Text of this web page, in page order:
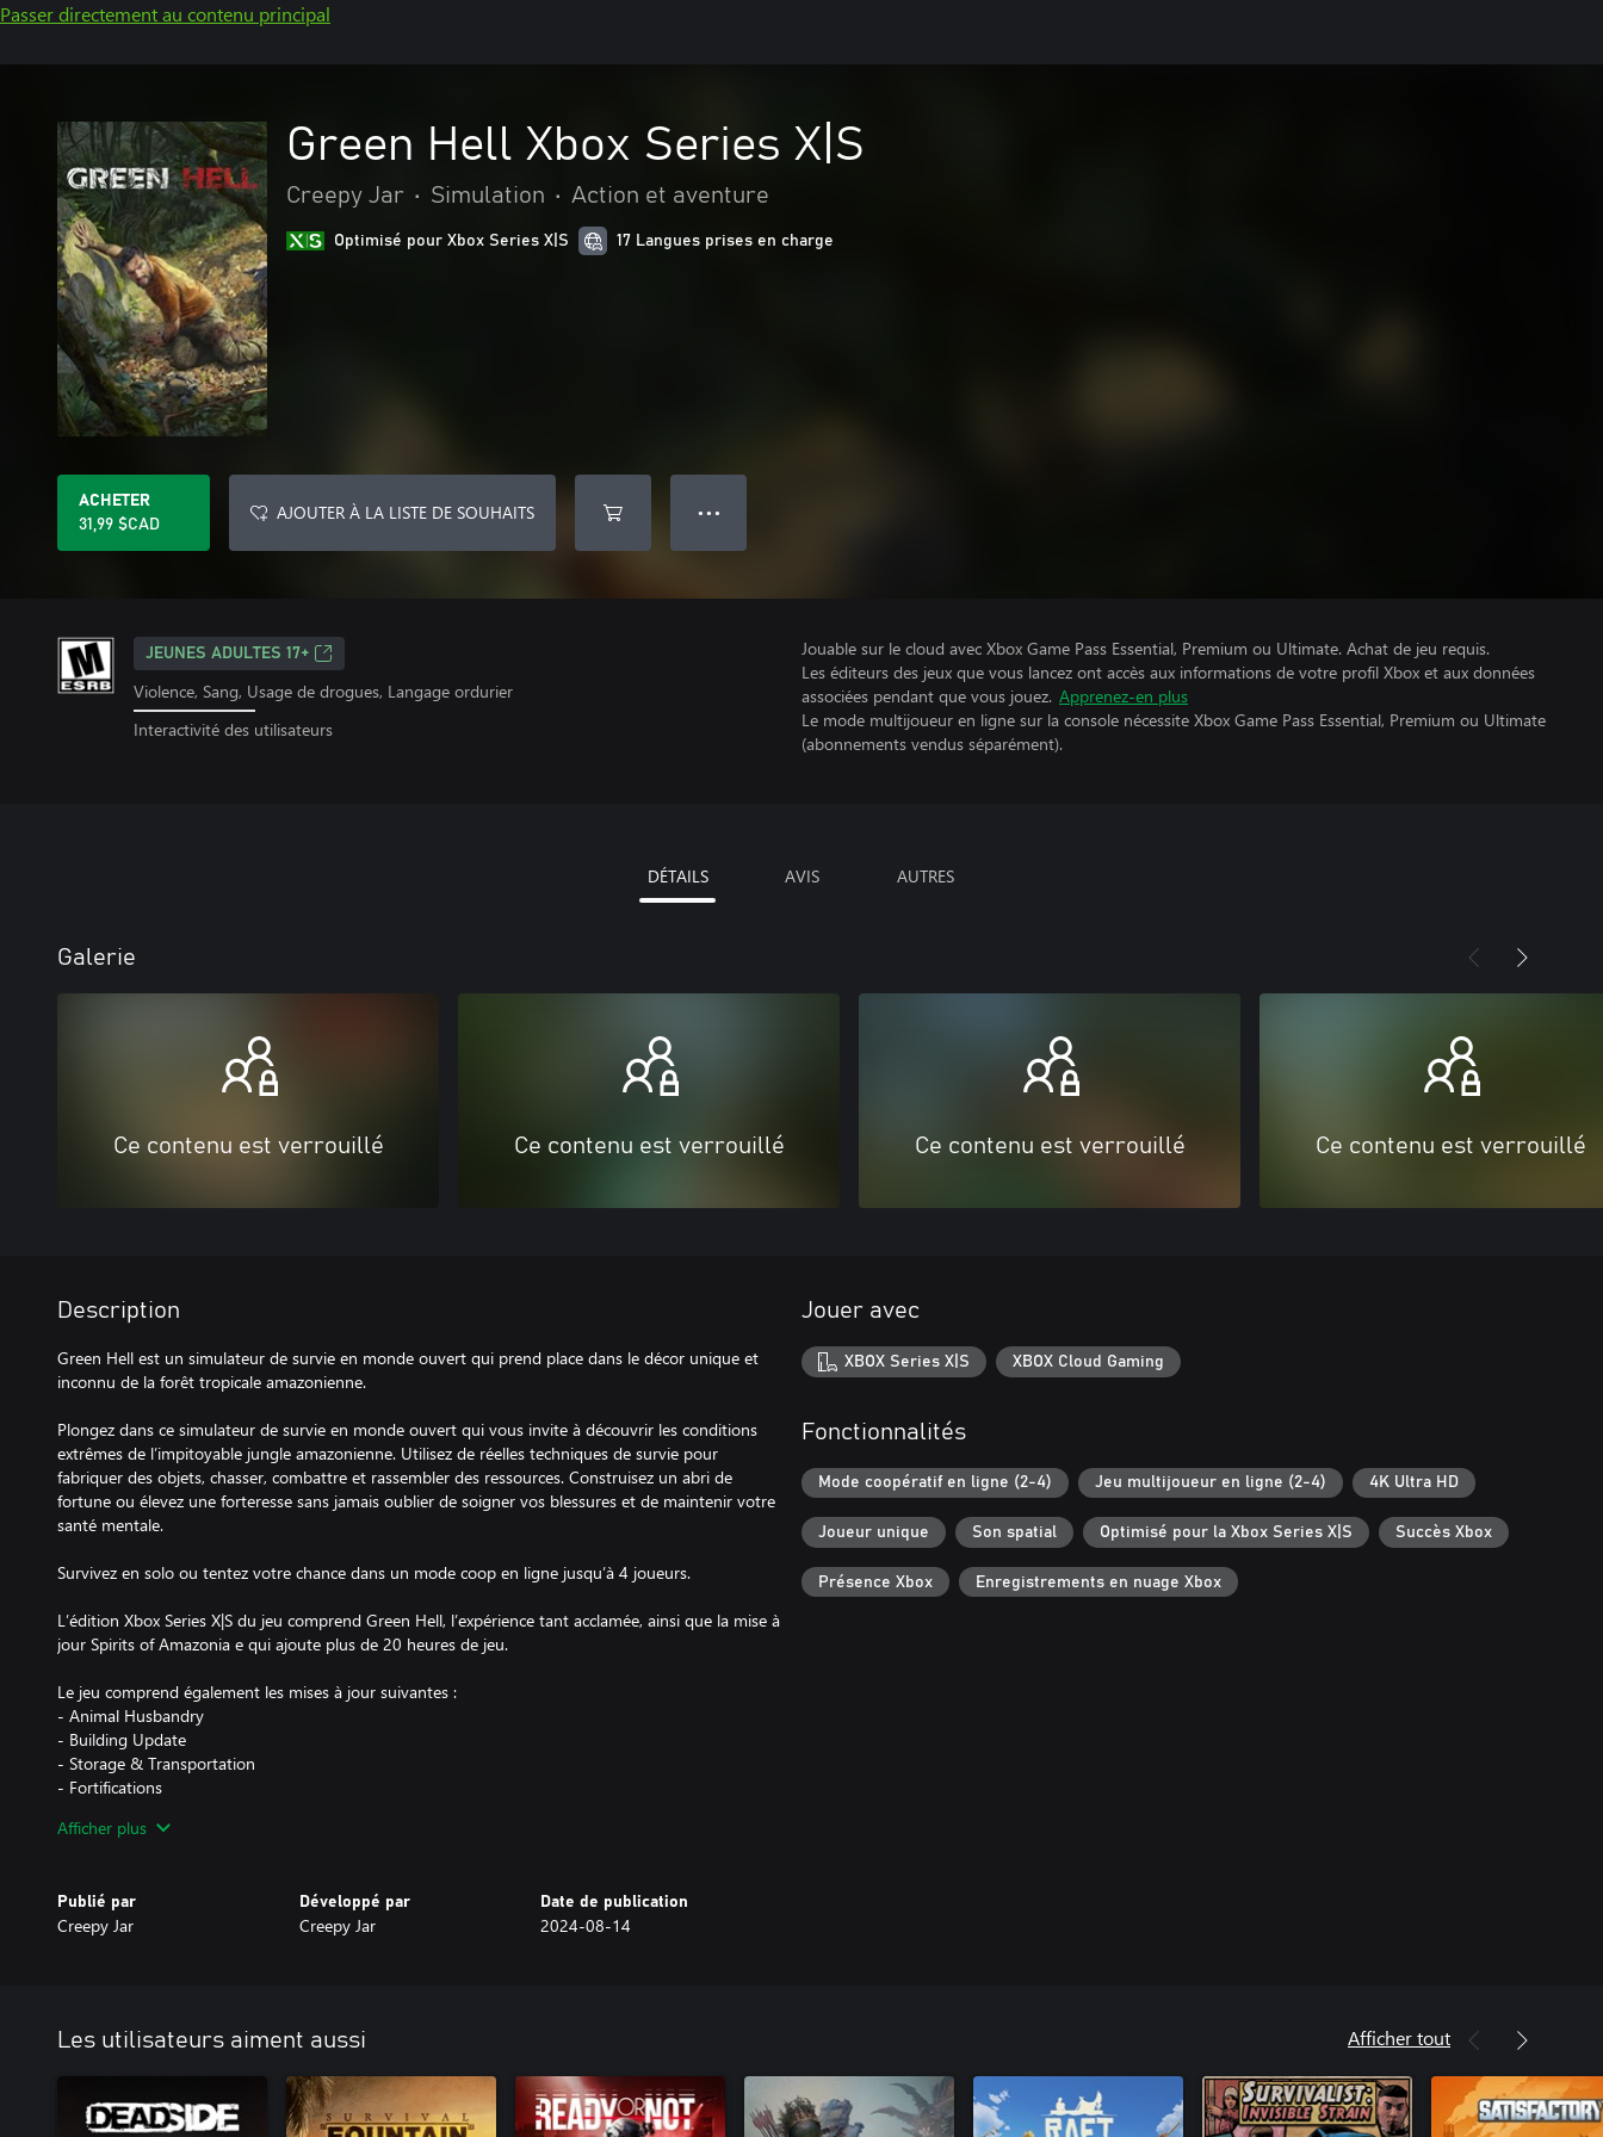
Passer directement au contenu principal
Green Hell Xbox Series X|S
Creepy Jar • Simulation • Action et aventure
Optimisé pour Xbox Series X|S 17 Langues prises en charge
ACHETER
31,99 $CAD
AJOUTER À LA LISTE DE SOUHAITS ● ● ●
JEUNES ADULTES 17+
Violence, Sang, Usage de drogues, Langage ordurier
Interactivité des utilisateurs
Jouable sur le cloud avec Xbox Game Pass Essential, Premium ou Ultimate. Achat de jeu requis.
Les éditeurs des jeux que vous lancez ont accès aux informations de votre profil Xbox et aux données
associées pendant que vous jouez. Apprenez-en plus
Le mode multijoueur en ligne sur la console nécessite Xbox Game Pass Essential, Premium ou Ultimate
(abonnements vendus séparément).
DÉTAILS AVIS AUTRES
Galerie
Ce contenu est verrouillé Ce contenu est verrouillé Ce contenu est verrouillé Ce contenu est verrouillé
Description
Green Hell est un simulateur de survie en monde ouvert qui prend place dans le décor unique et
inconnu de la forêt tropicale amazonienne.
Plongez dans ce simulateur de survie en monde ouvert qui vous invite à découvrir les conditions
extrêmes de l’impitoyable jungle amazonienne. Utilisez de réelles techniques de survie pour
fabriquer des objets, chasser, combattre et rassembler des ressources. Construisez un abri de
fortune ou élevez une forteresse sans jamais oublier de soigner vos blessures et de maintenir votre
santé mentale.
Survivez en solo ou tentez votre chance dans un mode coop en ligne jusqu’à 4 joueurs.
L’édition Xbox Series X|S du jeu comprend Green Hell, l’expérience tant acclamée, ainsi que la mise à
jour Spirits of Amazonia e qui ajoute plus de 20 heures de jeu.
Le jeu comprend également les mises à jour suivantes :
- Animal Husbandry
- Building Update
- Storage & Transportation
- Fortifications
Afficher plus
Publié par
Creepy Jar
Développé par
Creepy Jar
Date de publication
2024-08-14
Jouer avec
XBOX Series X|S XBOX Cloud Gaming
Fonctionnalités
Mode coopératif en ligne (2-4) Jeu multijoueur en ligne (2-4) 4K Ultra HD
Joueur unique Son spatial Optimisé pour la Xbox Series X|S Succès Xbox
Présence Xbox Enregistrements en nuage Xbox
Les utilisateurs aiment aussi Afficher tout